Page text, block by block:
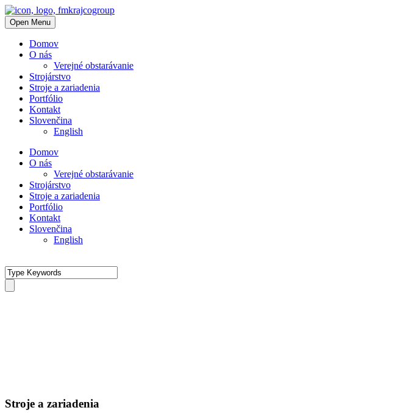
Open Menu
Domov
O nás
Verejné obstarávanie
Strojárstvo
Stroje a zariadenia
Portfólio
Kontakt
Slovenčina
English
Domov
O nás
Verejné obstarávanie
Strojárstvo
Stroje a zariadenia
Portfólio
Kontakt
Slovenčina
English
Stroje a zariadenia